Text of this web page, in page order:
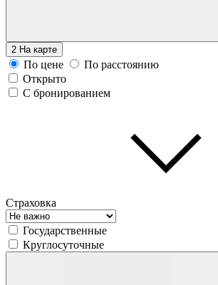
2 На карте
По цене
По расстоянию
Открыто
С бронированием
Страховка
Государственные
Круглосуточные